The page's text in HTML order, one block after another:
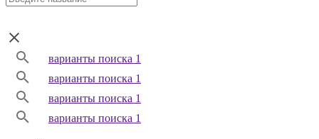
варианты поиска 1
варианты поиска 1
варианты поиска 1
варианты поиска 1